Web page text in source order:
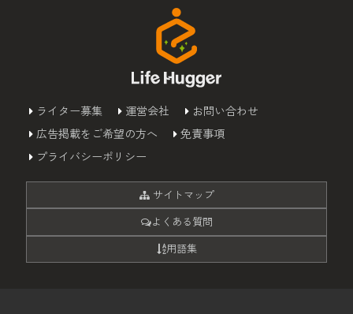
ライター募集 運営会社
お問い合わせ
広告掲載をご希望の方へ
免責事項
プライバシーポリシー
サイトマップ
よくある質問
用語集